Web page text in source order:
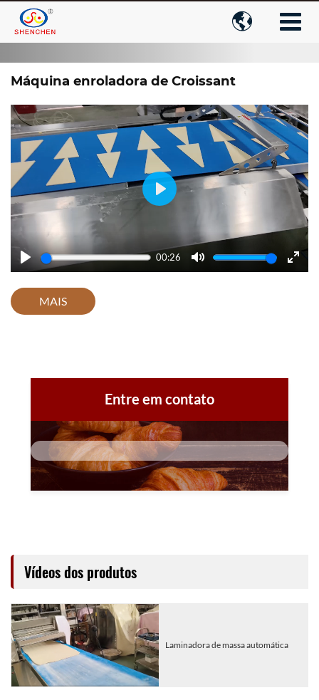

Máquina enroladora de Croissant
Play
00:26
Mute
Enter
Play
MAIS
Entre em contato
Vídeos dos produtos
Laminadora de massa automática